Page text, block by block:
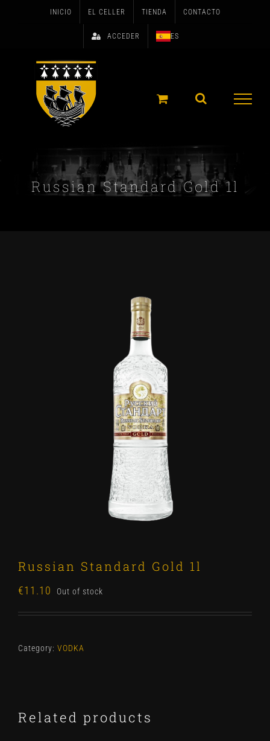
INICIO EL CELLER TIENDA CONTACTO
ACCEDER ES
Russian Standard Gold 1l
Russian Standard Gold 1l
€11.10 Out of stock
Category: VODKA
Related products